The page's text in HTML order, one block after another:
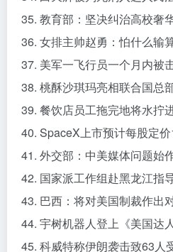
35. 教育部：坚决纠治高校奢
36. 女排主帅赵勇：怕什么输
37. 美军一飞行员一个月内被
38. 桃酥沙琪玛亮相联合国总
39. 餐饮店员工拖完地将水拧
40. SpaceX上市预计每股定
41. 外交部：中美媒体问题始
42. 国家派工作组赴黑龙江指
43. 巴西：将对美国制裁作出
44. 宇树机器人登上《美国达
45. 科威特称伊朗袭击致63人